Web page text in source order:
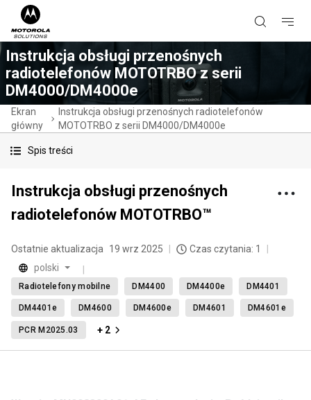
Instrukcja obsługi przenośnych
radiotelefonów MOTOTRBO z serii
DM4000/DM4000e
Ekran
główny
Instrukcja obsługi przenośnych radiotelefonów
MOTOTRBO z serii DM4000/DM4000e
Spis treści
Instrukcja obsługi przenośnych
radiotelefonów MOTOTRBO™
Ostatnie aktualizacja 19 wrz 2025
Czas czytania: 1
polski
Radiotelefony mobilne DM4400 DM4400e DM4401
DM4401e DM4600 DM4600e DM4601 DM4601e
PCR M2025.03 + 2